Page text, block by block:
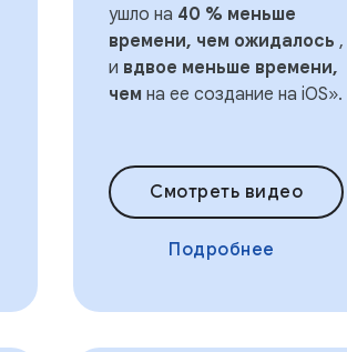
ушло на 40 % меньше
времени, чем ожидалось ,
и вдвое меньше времени,
чем на ее создание на iOS».
Смотреть видео
Подробнее